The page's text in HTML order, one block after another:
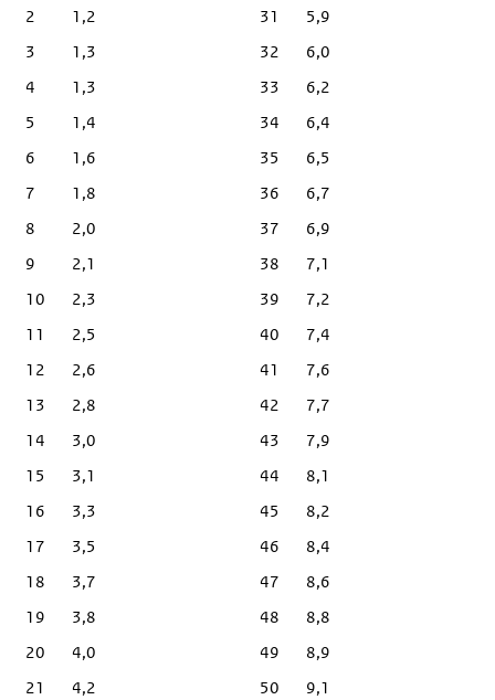
2
1,2
3
1,3
4
1,3
5
1,4
6
1,6
7
1,8
8
2,0
9
2,1
10
2,3
11
2,5
12
2,6
13
2,8
14
3,0
15
3,1
16
3,3
17
3,5
18
3,7
19
3,8
20
4,0
21
4,2
31
5,9
32
6,0
33
6,2
34
6,4
35
6,5
36
6,7
37
6,9
38
7,1
39
7,2
40
7,4
41
7,6
42
7,7
43
7,9
44
8,1
45
8,2
46
8,4
47
8,6
48
8,8
49
8,9
50
9,1